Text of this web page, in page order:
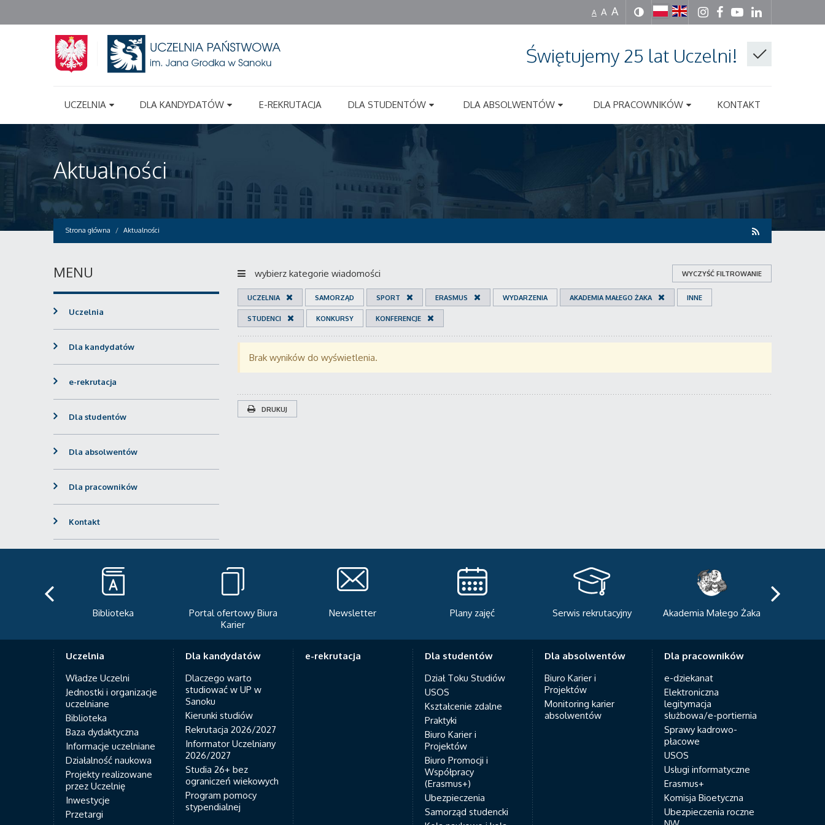
A A A
Świętujemy 25 lat Uczelni!
UCZELNIA DLA KANDYDATÓW E-REKRUTACJA DLA STUDENTÓW DLA ABSOLWENTÓW DLA PRACOWNIKÓW KONTAKT
Aktualności
Strona główna Aktualności
wybierz kategorie wiadomości WYCZYŚĆ FILTROWANIE
UCZELNIA SAMORZĄD SPORT ERASMUS WYDARZENIA AKADEMIA MAŁEGO ŻAKA INNE
STUDENCI KONKURSY KONFERENCJE
Brak wyników do wyświetlenia.
DRUKUJ
MENU
Uczelnia
Dla kandydatów
e-rekrutacja
Dla studentów
Dla absolwentów
Dla pracowników
Kontakt
Biblioteka
Portal ofertowy Biura
Karier
Newsletter Plany zajęć Serwis rekrutacyjny Akademia Małego Żaka
Uczelnia
Władze Uczelni
Jednostki i organizacje
uczelniane
Biblioteka
Baza dydaktyczna
Informacje uczelniane
Działalność naukowa
Projekty realizowane
przez Uczelnię
Inwestycje
Przetargi
Dla kandydatów
Dlaczego warto
studiować w UP w
Sanoku
Kierunki studiów
Rekrutacja 2026/2027
Informator Uczelniany
2026/2027
Studia 26+ bez
ograniczeń wiekowych
Program pomocy
stypendialnej
e-rekrutacja
Dla studentów
Dział Toku Studiów
USOS
Kształcenie zdalne
Praktyki
Biuro Karier i
Projektów
Biuro Promocji i
Współpracy
(Erasmus+)
Ubezpieczenia
Samorząd studencki
Dla absolwentów
Biuro Karier i
Projektów
Monitoring karier
absolwentów
Dla pracowników
e-dziekanat
Elektroniczna
legitymacja
służbowa/e-portiernia
Sprawy kadrowo-
płacowe
USOS
Usługi informatyczne
Erasmus+
Komisja Bioetyczna
Ubezpieczenia roczne